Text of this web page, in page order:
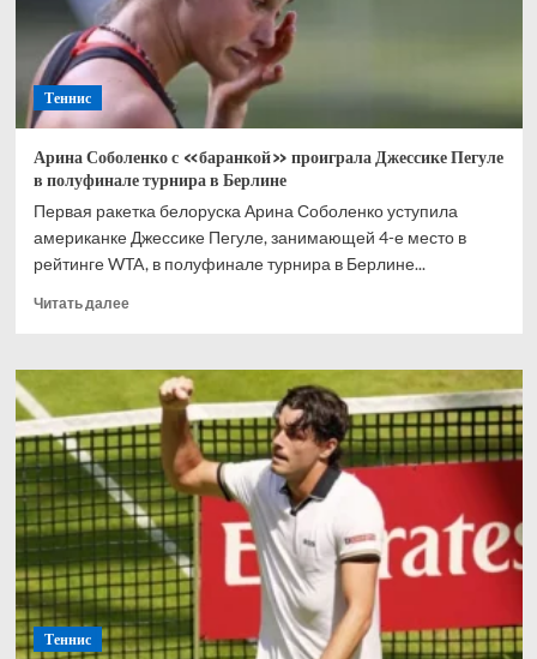
Галле
Теннис
Арина Соболенко с «баранкой» проиграла Джессике Пегуле
в полуфинале турнира в Берлине
Первая ракетка белоруска Арина Соболенко уступила
американке Джессике Пегуле, занимающей 4-е место в
рейтинге WTA, в полуфинале турнира в Берлине...
Читать далееПрочитать
Арина
Соболенко
с
«баранкой»
проиграла
Джессике
Пегуле
в
полуфинале
турнира
в
Берлине
Теннис